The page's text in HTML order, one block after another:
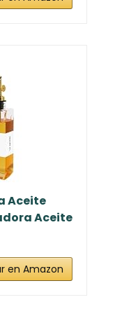
Aceite
Aceite
en Amazon